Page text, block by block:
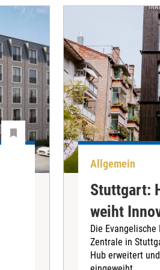
Allgemein
Stuttgart:
weiht
Die
Zentrale in
Hub erweitert